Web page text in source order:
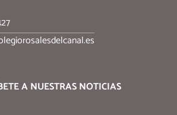
A NUESTRAS NOTICIAS